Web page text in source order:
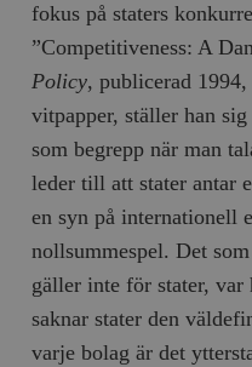
fokus på staters
”Competitiveness: A
Policy, publicerad
vitpapper, ställer han
som begrepp när man
leder till att stater antar
en syn på internationell
nollsummespel. Det
gäller inte för stater, var
saknar stater den
varje bolag är det